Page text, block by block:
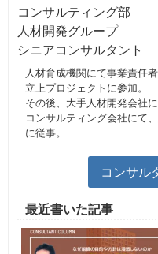
コンサルティング部
人材開発グループ
シニアコンサルタント
人材育成機関にて事業責任
立上プロジェクトに参加。
その後、大手人材開発会社
コンサルティング会社にて
に従事。
コンサル
最近書いた記事